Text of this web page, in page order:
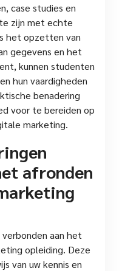
case studies en
zijn met echte
het opzetten van
gegevens en het
kunnen studenten
hun vaardigheden
benadering
voor te bereiden op
marketing.
afronden
aan het
opleiding. Deze
van uw kennis en